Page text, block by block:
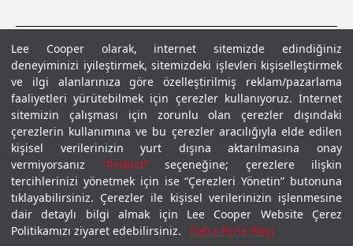
Lee Cooper olarak, internet sitemizde edindiğiniz
deneyiminizi iyileştirmek, sitemizdeki işlevleri kişiselleştirmek
ve ilgi alanlarınıza göre özelleştirilmiş reklam/pazarlama
faaliyetleri yürütebilmek için çerezler kullanıyoruz. İnternet
sitemizin çalışması için zorunlu olan çerezler dışındaki
çerezlerin kullanımına ve bu çerezler aracılığıyla elde edilen
kişisel verilerinizin yurt dışına aktarılmasına onay
vermiyorsanız “Reddet”seçeneğine; çerezlere ilişkin
tercihlerinizi yönetmek için ise “Çerezleri Yönetin” butonuna
tıklayabilirsiniz. Çerezler ile kişisel verilerinizin işlenmesine
dair detaylı bilgi almak için Lee Cooper Website Çerez
Politikamızı ziyaret edebilirsiniz.
Daha Fazla Bilgi
Gizlilik PolitikasıÇerez Politikası KVKK Aydınlatma MetniŞartlar ve Koşullar
© 2026 Leecooper - Tüm Hakları Saklıdır.